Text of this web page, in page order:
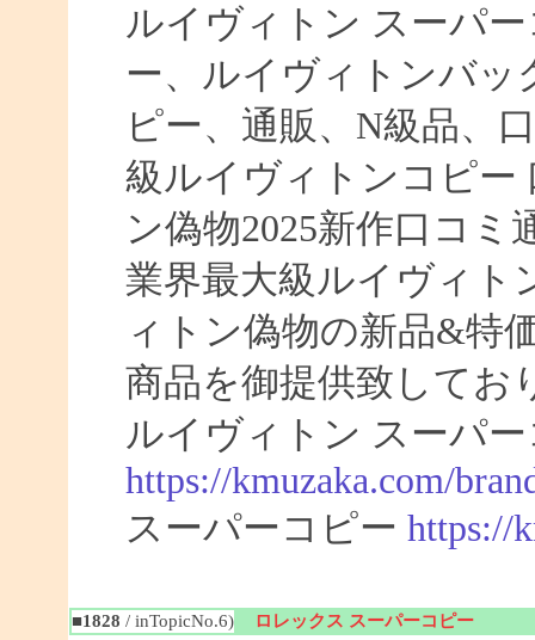
ルイヴィトン スーパ
ー、ルイヴィトンバ
ピー、通販、N級品、
級ルイヴィトンコピー
ン偽物2025新作口コ
業界最大級ルイヴィト
ィトン偽物の新品&特
商品を御提供致してお
ルイヴィトン スーパ
https://kmuzaka.com/
スーパーコピー https://
■1828 / inTopicNo.6) ロレックス スーパーコピー